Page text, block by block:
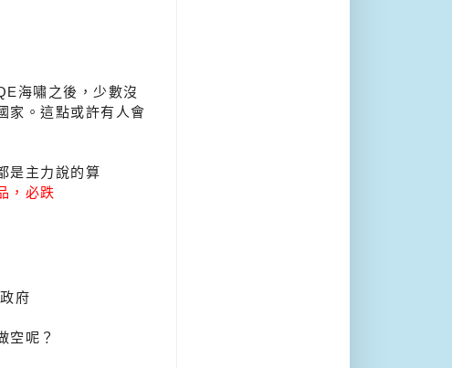
海嘯之後，少數沒
家。這點或許有人會
是主力說的算
，必跌
府
空呢？